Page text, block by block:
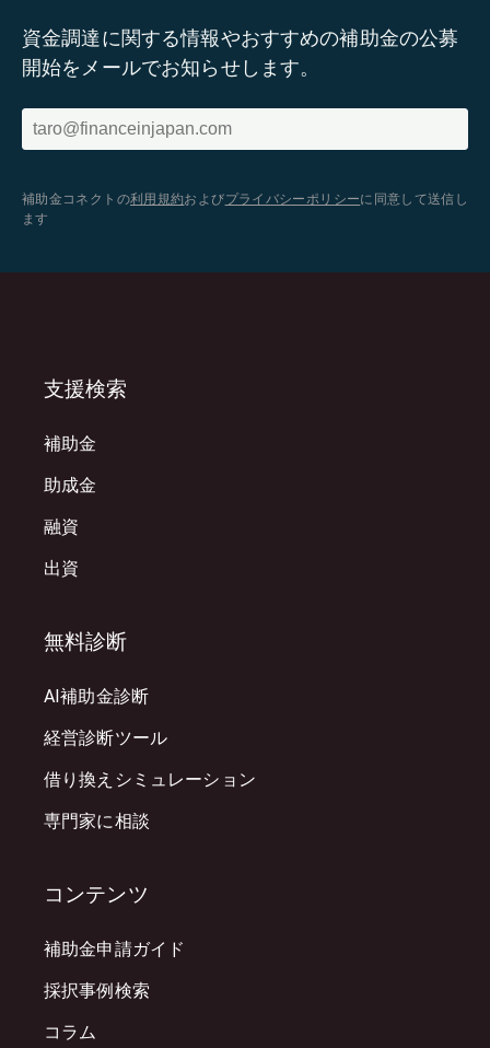
資金調達に関する情報やおすすめの補助金の公募
開始をメールでお知らせします。
補助金コネクトの利用規約およびプライバシーポリシーに同意して送信し
ます
支援検索
補助金
助成金
融資
出資
無料診断
AI補助金診断
経営診断ツール
借り換えシミュレーション
専門家に相談
コンテンツ
補助金申請ガイド
採択事例検索
コラム